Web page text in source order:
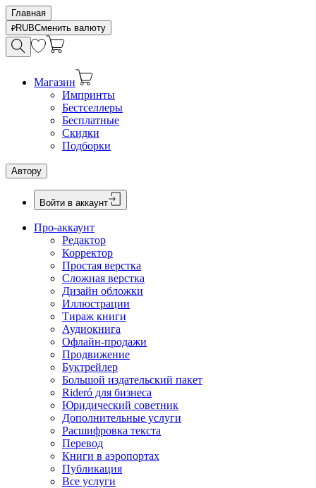
Главная
RUBСменить валюту
Магазин
Импринты
Бестселлеры
Бесплатные
Скидки
Подборки
Автору
Войти в аккаунт
Про-аккаунт
Редактор
Корректор
Простая верстка
Сложная верстка
Дизайн обложки
Иллюстрации
Тираж книги
Аудиокнига
Офлайн-продажи
Продвижение
Буктрейлер
Большой издательский пакет
Rideró для бизнеса
Юридический советник
Дополнительные услуги
Расшифровка текста
Перевод
Книги в аэропортах
Публикация
Все услуги